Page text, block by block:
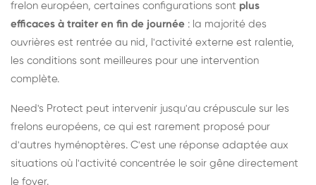
frelon européen, certaines configurations sont plus
efficaces à traiter en fin de journée : la majorité des
ouvrières est rentrée au nid, l'activité externe est ralentie,
les conditions sont meilleures pour une intervention
complète.
Need's Protect peut intervenir jusqu'au crépuscule sur les
frelons européens, ce qui est rarement proposé pour
d'autres hyménoptères. C'est une réponse adaptée aux
situations où l'activité concentrée le soir gêne directement
le foyer.